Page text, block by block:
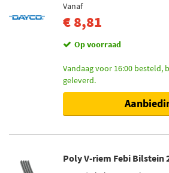
Vanaf
€ 8,81
Op voorraad
Vandaag voor 16:00 besteld,
geleverd.
Poly V-riem Febi Bilstein